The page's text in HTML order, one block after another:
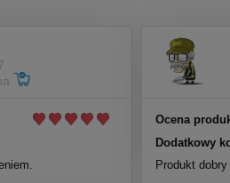
Ocena
Dodatkowy
Produkt